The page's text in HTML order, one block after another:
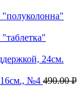
"полуколонна"
24см.
№4 490.00Р